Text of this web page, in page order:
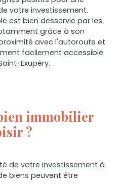
votre investissement.
est bien desservie par les
grâce à son
avec l'autoroute et
facilement accessible
Exupéry.
immobilier
?
de votre investissement à
biens peuvent être